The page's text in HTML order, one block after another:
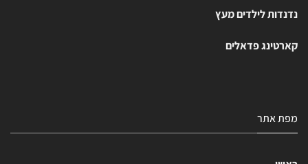
נדנדות לילדים מעץ
קארטינג פדאלים
מפת אתר